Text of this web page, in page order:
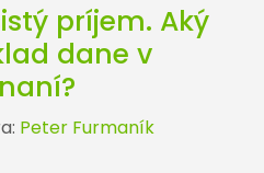
príjem. Aký
dane v
Peter Furmaník